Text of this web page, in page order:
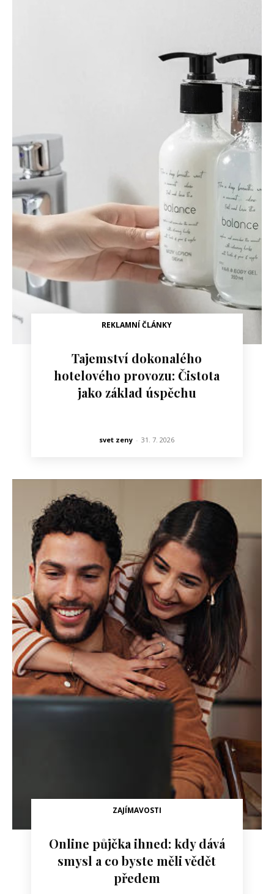
REKLAMNÍ ČLÁNKY
Tajemství dokonalého
hotelového provozu: Čistota
jako základ úspěchu
svet zeny - 31. 7. 2026
ZAJÍMAVOSTI
Online půjčka ihned: kdy dává
smysl a co byste měli vědět
předem